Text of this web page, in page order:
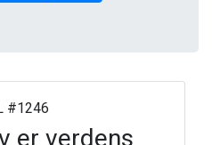
#1246
er verdens